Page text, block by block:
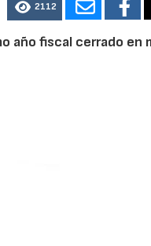
2112
año fiscal cerrado en